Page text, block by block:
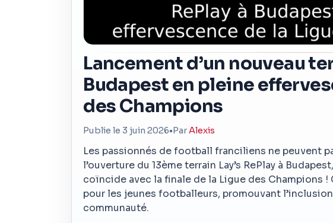
Lancement d’un nouveau
Budapest en pleine
des Champions
Publie le 3 juin 2026•ParAlexis
Les passionnés de football franciliens ne peuvent
l’ouverture du 13ème terrain Lay’s RePlay à
coïncide avec la finale de la Ligue des Champions
pour les jeunes footballeurs, promouvant
communauté.